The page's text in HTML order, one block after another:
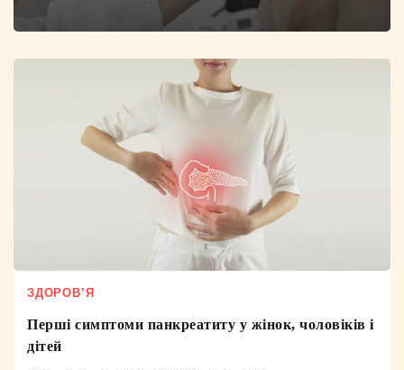
ЗДОРОВ’Я
Перші симптоми панкреатиту у жінок, чоловіків і
дітей